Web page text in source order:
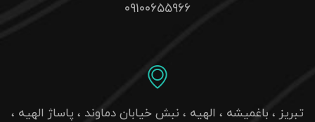
تبریز ، باغمیشه ، الهیه ، نبش خیابان دماوند ، پاساژ الهیه ،